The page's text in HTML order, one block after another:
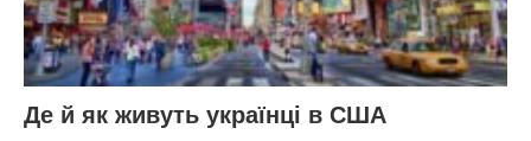
Де й як живуть українці в США